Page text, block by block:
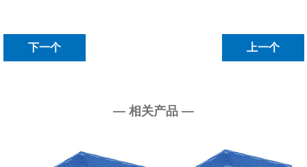
下一个 上一个
— 相关产品 —